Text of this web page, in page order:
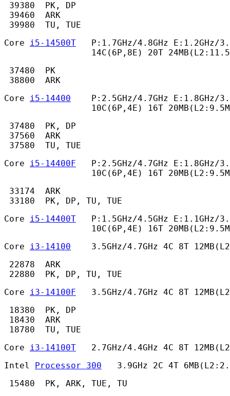
39380  PK, DP
39460  ARK
39980  TU, TUE
Core i5-14500T
P:1.7GHz/4.8GHz E:1.2GHz/
14C(6P,8E) 20T
37480  PK
38800  ARK
Core i5-14400
P:2.5GHz/4.7GHz E:1.8GHz/
10C(6P,4E) 16T
37480  PK, DP
37560  ARK
37580  TU, TUE
Core i5-14400F
P:2.5GHz/4.7GHz E:1.8GHz/
10C(6P,4E) 16T
33174  ARK
33180  PK, DP, TU, TUE
Core i5-14400T
P:1.5GHz/4.5GHz E:1.1GHz/
10C(6P,4E) 16T
Core i3-14100
3.5GHz/4.7GHz 4C 8T
22878  ARK
22880  PK, DP, TU, TUE
Core i3-14100F
3.5GHz/4.7GHz 4C 8T
18380  PK, DP
18430  ARK
18780  TU, TUE
Core i3-14100T
2.7GHz/4.4GHz 4C 8T
Intel
Processor 300
3.9GHz 2C 4T
15480  PK, ARK, TUE, TU